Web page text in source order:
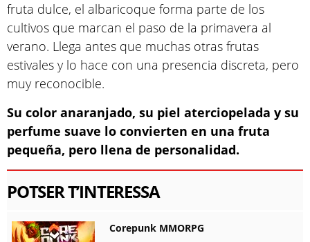
fruta dulce, el albaricoque forma parte de los
cultivos que marcan el paso de la primavera al
verano. Llega antes que muchas otras frutas
estivales y lo hace con una presencia discreta, pero
muy reconocible.
Su color anaranjado, su piel aterciopelada y su
perfume suave lo convierten en una fruta
pequeña, pero llena de personalidad.
POTSER T’INTERESSA
Corepunk MMORPG